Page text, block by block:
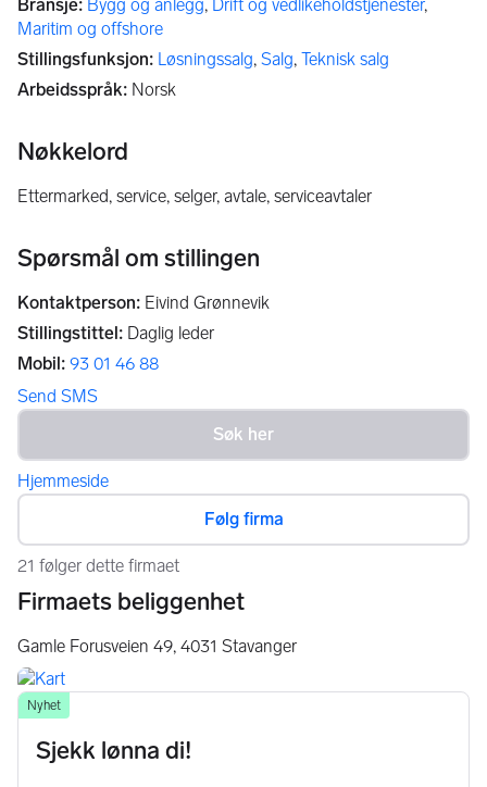
Bransje: Bygg og anlegg, Drift og vedlikeholdstjenester,
Maritim og offshore
Stillingsfunksjon: Løsningssalg, Salg, Teknisk salg
Arbeidsspråk: Norsk
Nøkkelord
Ettermarked, service, selger, avtale, serviceavtaler
Spørsmål om stillingen
Kontaktperson: Eivind Grønnevik
Stillingstittel: Daglig leder
Mobil: 93 01 46 88
Send SMS
Hjemmeside
Følg firma
21 følger dette firmaet
Firmaets beliggenhet
Gamle Forusveien 49, 4031 Stavanger